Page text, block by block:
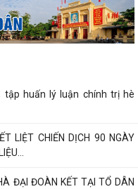
huấn lý luận chính trị hè
LIỆT CHIẾN DỊCH 90 NGÀY
ĐẠI ĐOÀN KẾT TẠI TỔ DÂN